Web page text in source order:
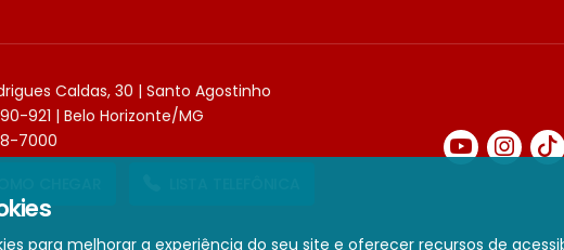
para melhorar a experiência do seu site e oferecer recursos de
Caldas, 30 | Santo Agostinho
921 | Belo Horizonte/MG
7000